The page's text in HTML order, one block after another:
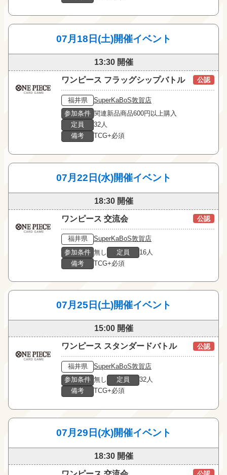
07月18日(土)開催イベント
13:30 開催
ワンピース フラッグシップバトル 公認
福井県
SuperKaBoS敦賀店
参加条件 関連新品商品600円以上購入
定員
32人
備考
TCG+必須
07月22日(水)開催イベント
18:30 開催
ワンピース 交流会 公認
福井県
SuperKaBoS敦賀店
参加条件 無し 定員
16人
備考
TCG+必須
07月25日(土)開催イベント
15:00 開催
ワンピース スタンダードバトル 公認
福井県
SuperKaBoS敦賀店
参加条件 無し 定員
32人
備考
TCG+必須
07月29日(水)開催イベント
18:30 開催